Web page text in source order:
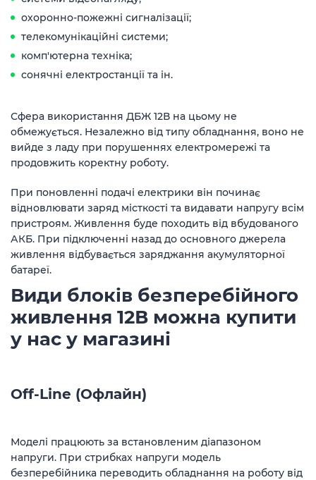
охоронно-пожежні сигналізації;
телекомунікаційні системи;
комп'ютерна техніка;
сонячні електростанції та ін.
Сфера використання ДБЖ 12В на цьому не
обмежується. Незалежно від типу обладнання, воно не
вийде з ладу при порушеннях електромережі та
продовжить коректну роботу.
При поновленні подачі електрики він починає
відновлювати заряд місткості та видавати напругу всім
пристроям. Живлення буде походить від вбудованого
АКБ. При підключенні назад до основного джерела
живлення відбувається заряджання акумуляторної
батареї.
Види блоків безперебійного
живлення 12В можна купити
у нас у магазині
Off-Line (Офлайн)
Моделі працюють за встановленим діапазоном
напруги. При стрибках напруги модель
безперебійника переводить обладнання на роботу від